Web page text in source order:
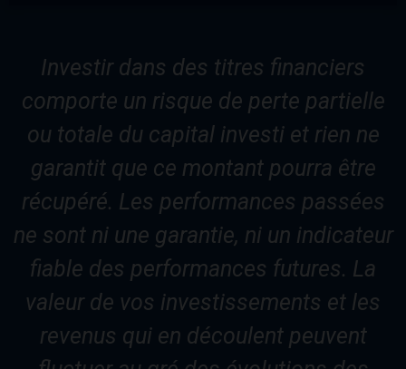
Investir dans des titres financiers
comporte un risque de perte partielle
ou totale du capital investi et rien ne
garantit que ce montant pourra être
récupéré. Les performances passées
ne sont ni une garantie, ni un indicateur
fiable des performances futures. La
valeur de vos investissements et les
revenus qui en découlent peuvent